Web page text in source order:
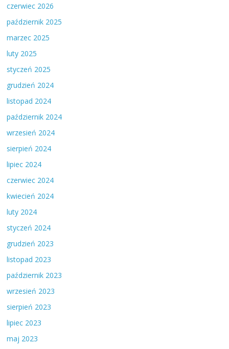
czerwiec 2026
październik 2025
marzec 2025
luty 2025
styczeń 2025
grudzień 2024
listopad 2024
październik 2024
wrzesień 2024
sierpień 2024
lipiec 2024
czerwiec 2024
kwiecień 2024
luty 2024
styczeń 2024
grudzień 2023
listopad 2023
październik 2023
wrzesień 2023
sierpień 2023
lipiec 2023
maj 2023